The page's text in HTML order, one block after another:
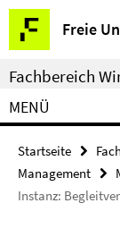
Springe
direkt
zu
Inhalt
Freie
Service-
Navigation
Fachbereich
MENÜ
Startseite
Management
Instanz: